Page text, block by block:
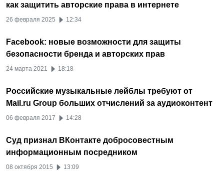
как защитить авторские права в интернете
26 февраля 2025 12:34
Facebook: новые возможности для защиты
безопасности бренда и авторских прав
24 марта 2021 18:18
Российские музыкальные лейблы требуют от
Mail.ru Group больших отчислений за аудиоконтент
06 февраля 2017 14:28
Суд признал ВКонтакте добросовестным
информационным посредником
08 октября 2015 13:09